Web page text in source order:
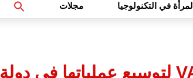
المرأة في التكنولوجيا مجلات
Search
For:
Search Button
Hexnode تدخل في شراكة استراتيجية معVAD Technologies لتوسيع عملياتها في دولة